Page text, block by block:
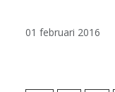
01 februari 2016